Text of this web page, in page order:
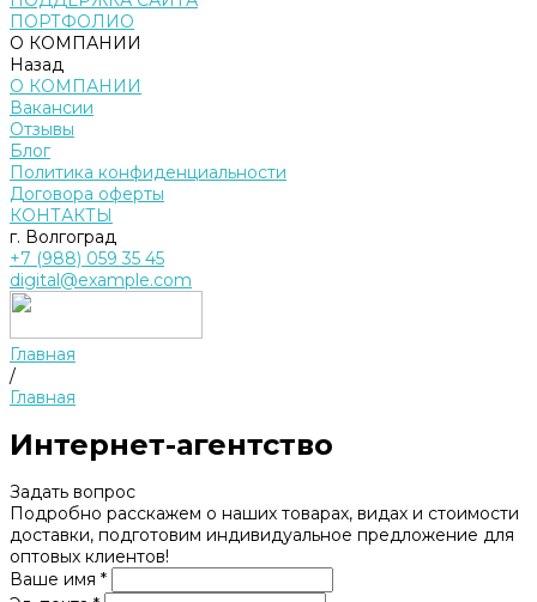
ПОРТФОЛИО
О КОМПАНИИ
Назад
О КОМПАНИИ
Вакансии
Отзывы
Блог
Политика конфиденциальности
Договора оферты
КОНТАКТЫ
г. Волгоград
+7 (988) 059 35 45
digital@example.com
Главная
/
Главная
Интернет-агентство
Задать вопрос
Подробно расскажем о наших товарах, видах и стоимости
доставки, подготовим индивидуальное предложение для
оптовых клиентов!
Ваше имя *